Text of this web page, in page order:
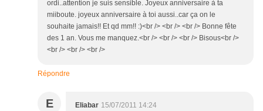
ordi..attention je suis sensible. Joyeux anniversaire à ta
miiboute. joyeux anniversaire à toi aussi..car ça on le
souhaite jamais!! Et qd mm!! :)<br /> <br /> <br /> Bonne fête
des 1 an. Vous me manquez.<br /> <br /> <br /> Bisous<br />
<br /> <br /> <br />
Répondre
E Eliabar 15/07/2011 14:24